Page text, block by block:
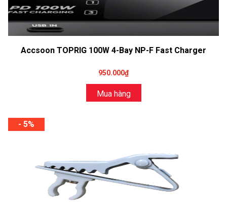
Accsoon TOPRIG 100W 4-Bay NP-F Fast Charger
950.000₫
Mua hàng
- 5%